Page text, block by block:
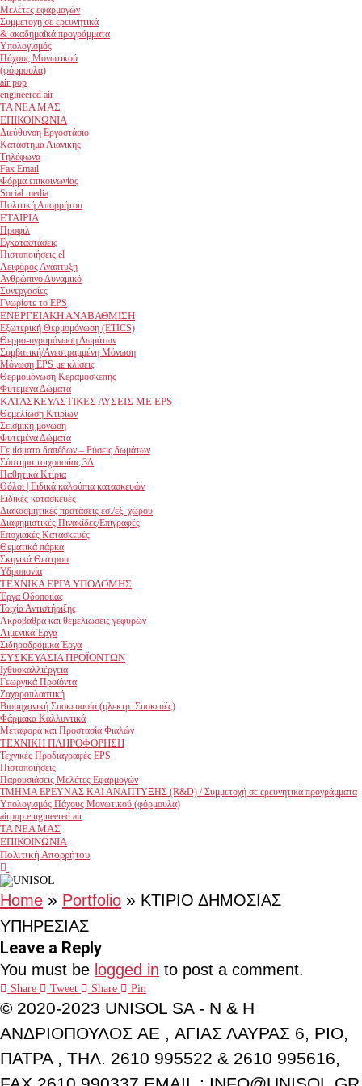
Μελέτες εφαρμογών
Συμμετοχή σε ερευνητικά
& ακαδημαΐκά προγράμματα
Υπολογισμός
Πάχους Μονωτικού
(φόρμουλα)
air pop
engineered air
ΤΑ ΝΕΑ ΜΑΣ
ΕΠΙΚΟΙΝΩΝΙΑ
Διεύθυνση Εργοστάσιο
Κατάστημα Λιανικής
Τηλέφωνα
Fax Email
Φόρμα επικοινωνίας
Social media
Πολιτική Απορρήτου
ΕΤΑΙΡΙΑ
Προφιλ
Εγκαταστάσεις
Πιστοποιήσεις el
Αειφόρος Ανάπτυξη
Ανθρώπινο Δυναμικό
Συνεργασίες
Γνωρίστε το EPS
ΕΝΕΡΓΕΙΑΚΗ ΑΝΑΒΑΘΜΙΣΗ
Εξωτερική Θερμομόνωση (ETICS)
Θερμο-υγρομόνωση Δωμάτων
Συμβατική/Ανεστραμμένη Μόνωση
Μόνωση EPS με κλίσεις
Θερμομόνωση Κεραμοσκεπής
Φυτεμένα Δώματα
ΚΑΤΑΣΚΕΥΑΣΤΙΚΕΣ ΛΥΣΕΙΣ ΜΕ EPS
Θεμελίωση Κτιρίων
Σεισμική μόνωση
Φυτεμένα Δώματα
Γεμίσματα δαπέδων – Ρύσεις δωμάτων
Σύστημα τοιχοποιίας 3Δ
Παθητικά Κτίρια
Θόλοι | Ειδικά καλούπια κατασκευών
Ειδικές κατασκευές
Διακοσμητικές προτάσεις εσ./εξ. χώρου
Διαφημιστικές Πινακίδες/Επιγραφές
Εποχιακές Κατασκευές
Θεματικά πάρκα
Σκηνικά Θεάτρου
Υδροπονία
ΤΕΧΝΙΚΑ ΕΡΓΑ ΥΠΟΔΟΜΗΣ
Έργα Οδοποιίας
Τοιχία Αντιστήριξης
Ακρόβαθρα και θεμελιώσεις γεφυρών
Λιμενικά Έργα
Σιδηροδρομικά Έργα
ΣΥΣΚΕΥΑΣΙΑ ΠΡΟΪΟΝΤΩΝ
Ιχθυοκαλλιέργεια
Γεωργικά Προϊόντα
Ζαχαροπλαστική
Βιομηχανική Συσκευασία (ηλεκτρ. Συσκευές)
Φάρμακα Καλλυντικά
Μεταφορά και Προστασία Φιαλών
ΤΕΧΝΙΚΗ ΠΛΗΡΟΦΟΡΗΣΗ
Τεχνικές Προδιαγραφές EPS
Πιστοποιήσεις
Παρουσιάσεις Μελέτες Εφαρμογών
ΤΜΗΜΑ ΕΡEΥΝΑΣ ΚΑΙ ΑΝΑΠΤΥΞΗΣ (R&D) / Συμμετοχή σε ερευνητικά προγράμματα
Υπολογισμός Πάχους Μονωτικού (φόρμουλα)
airpop eingineered air
ΤΑ ΝΕΑ ΜΑΣ
ΕΠΙΚΟΙΝΩΝΙΑ
Πολιτική Απορρήτου
facebook
Home » Portfolio » ΚΤΙΡΙΟ ΔΗΜΟΣΙΑΣ
ΥΠΗΡΕΣΙΑΣ
Leave a Reply
You must be logged in to post a comment.
Share Tweet Share Pin
© 2020-2023 UNISOL SA - N & H
ΑΝΔΡΙΟΠΟΥΛΟΣ AE , ΑΓΙΑΣ ΛΑΥΡΑΣ 6, ΡΙΟ,
ΠΑΤΡΑ , ΤΗΛ. 2610 995522 & 2610 995616,